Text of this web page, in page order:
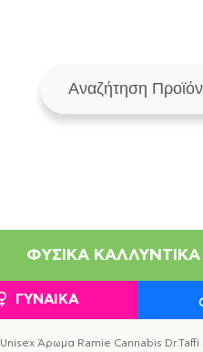
ΦΥΣΙΚΆ ΚΑΛΛΥΝΤΙΚΆ
ΓΥΝΑΊΚΑ
Unisex Άρωμα Ramie Cannabis Dr.Taffi